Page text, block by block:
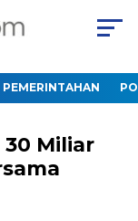
PEMERINTAHAN
30 Miliar